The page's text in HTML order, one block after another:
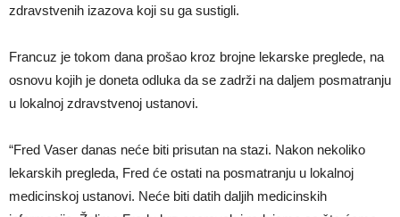
prihvatio najluđi izazov karijere – sam protiv šestorice (Video)
VIDEO Viralni snimak iz Urugvaja: Ispucana lopta izazvala
zdravstvenih izazova koji su ga sustigli.
Francuz je tokom dana prošao kroz brojne lekarske preglede, na
osnovu kojih je doneta odluka da se zadrži na daljem posmatranju
u lokalnoj zdravstvenoj ustanovi.
“Fred Vaser danas neće biti prisutan na stazi. Nakon nekoliko
lekarskih pregleda, Fred će ostati na posmatranju u lokalnoj
medicinskoj ustanovi. Neće biti datih daljih medicinskih